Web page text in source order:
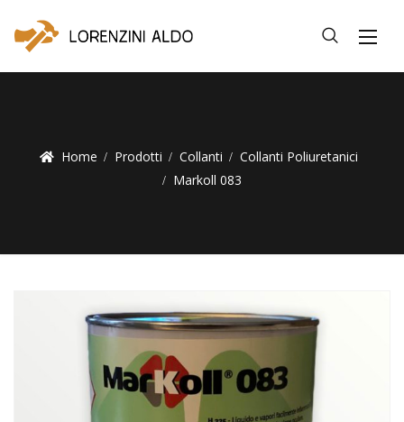
Home Prodotti Collanti
Collanti Poliuretanici
Markoll 083